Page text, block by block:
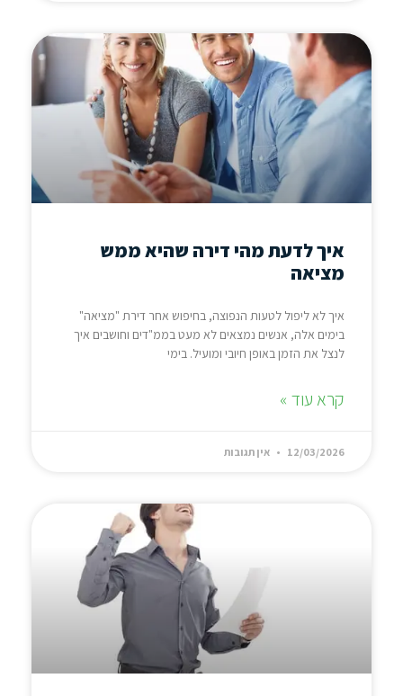
איך לדעת מהי דירה שהיא ממש
מציאה
איך לא ליפול לטעות הנפוצה, בחיפוש אחר דירת "מציאה"
בימים אלה, אנשים נמצאים לא מעט בממ"דים וחושבים איך
לנצל את הזמן באופן חיובי ומועיל. בימי
קרא עוד »
12/03/2026 אין תגובות